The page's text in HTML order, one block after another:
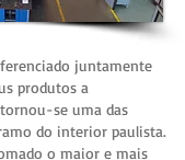
juntamente
produtos a
se uma das
do interior paulista.
o maior e mais